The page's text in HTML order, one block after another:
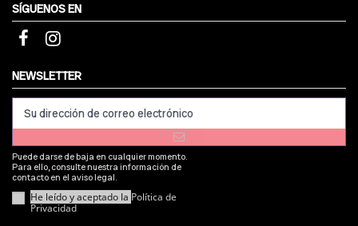
SÍGUENOS EN
NEWSLETTER
Puede darse de baja en cualquier momento.
Para ello, consulte nuestra información de
contacto en el aviso legal.
He leído y aceptado la Política de
Privacidad